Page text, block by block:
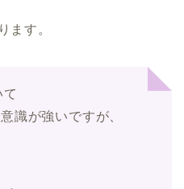
ます。
識が強いですが、